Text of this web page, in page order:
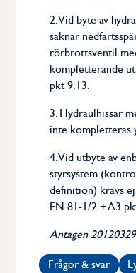
Om TIC-branschen
Styrelse
2. Vid byte av
saknar
rörbrottsventil
kompletterande
pkt 9.13.
3. Hydraulhissar
inte kompletteras
4. Vid utbyte av
styrsystem
definition) krävs
EN 81-1/2 + A3
Antagen
Frågor & svar